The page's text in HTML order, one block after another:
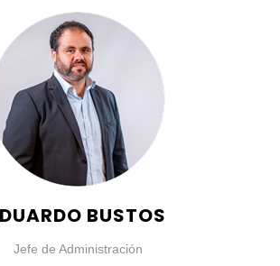
BUSTOS
Jefe de Administración